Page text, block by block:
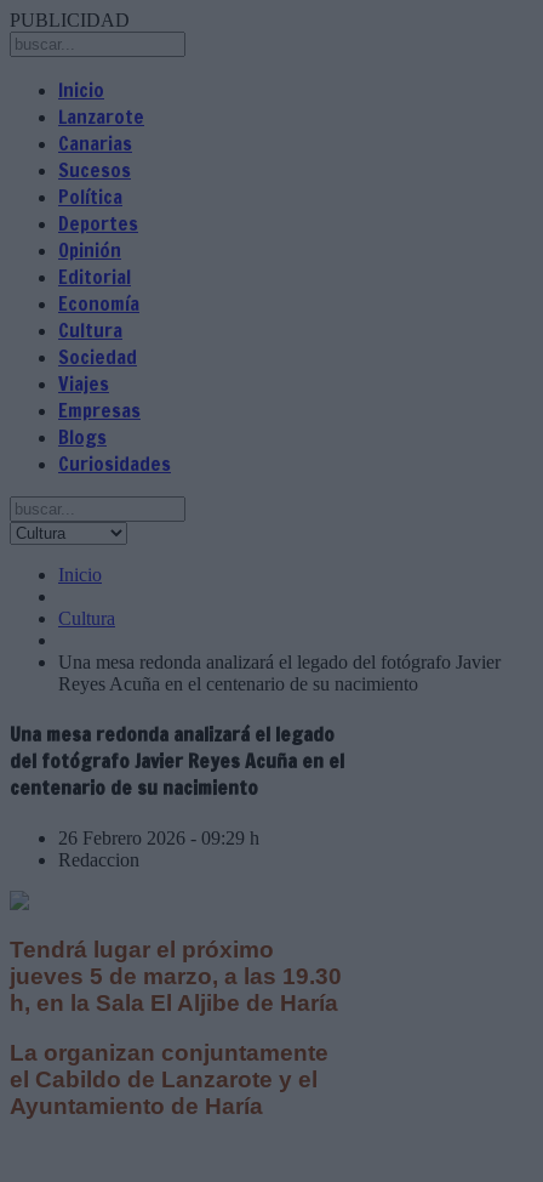
PUBLICIDAD
Inicio
Lanzarote
Canarias
Sucesos
Política
Deportes
Opinión
Editorial
Economía
Cultura
Sociedad
Viajes
Empresas
Blogs
Curiosidades
Inicio
Cultura
Una mesa redonda analizará el legado del fotógrafo Javier
Reyes Acuña en el centenario de su nacimiento
Una mesa redonda analizará el legado
del fotógrafo Javier Reyes Acuña en el
centenario de su nacimiento
26 Febrero 2026 - 09:29 h
Redaccion
Tendrá lugar el próximo
jueves 5 de marzo, a las 19.30
h, en la Sala El Aljibe de Haría
La organizan conjuntamente
el Cabildo de Lanzarote y el
Ayuntamiento de Haría